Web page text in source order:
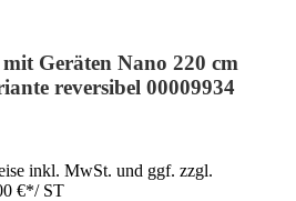
Geräten Nano 220 cm
reversibel 00009934
inkl. MwSt. und ggf. zzgl.
€*/ ST